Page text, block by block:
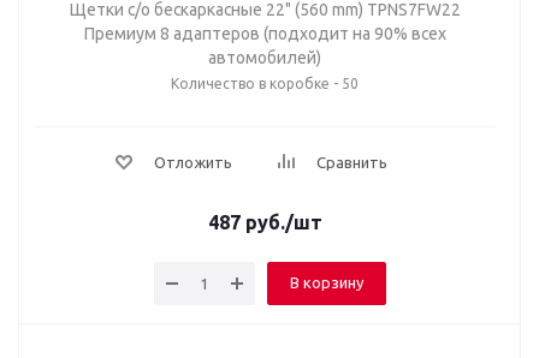
Щетки с/о бескаркасные 22" (560 mm) TPNS7FW22
Премиум 8 адаптеров (подходит на 90% всех
автомобилей)
Количество в коробке - 50
Отложить Сравнить
487 руб./шт
В корзину